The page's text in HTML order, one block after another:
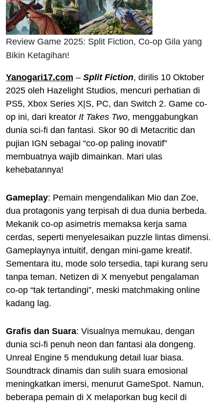
Review Game 2025: Split Fiction, Co-op Gila yang
Bikin Ketagihan!
Yanogari17.com – Split Fiction, dirilis 10 Oktober
2025 oleh Hazelight Studios, mencuri perhatian di
PS5, Xbox Series X|S, PC, dan Switch 2. Game co-
op ini, dari kreator It Takes Two, menggabungkan
dunia sci-fi dan fantasi. Skor 90 di Metacritic dan
pujian IGN sebagai “co-op paling inovatif”
membuatnya wajib dimainkan. Mari ulas
kehebatannya!
Gameplay: Pemain mengendalikan Mio dan Zoe,
dua protagonis yang terpisah di dua dunia berbeda.
Mekanik co-op asimetris memaksa kerja sama
cerdas, seperti menyelesaikan puzzle lintas dimensi.
Gameplaynya intuitif, dengan mini-game kreatif.
Sementara itu, mode solo tersedia, tapi kurang seru
tanpa teman. Netizen di X menyebut pengalaman
co-op “tak tertandingi”, meski matchmaking online
kadang lag.
Grafis dan Suara: Visualnya memukau, dengan
dunia sci-fi penuh neon dan fantasi ala dongeng.
Unreal Engine 5 mendukung detail luar biasa.
Soundtrack dinamis dan sulih suara emosional
meningkatkan imersi, menurut GameSpot. Namun,
beberapa pemain di X melaporkan bug kecil di